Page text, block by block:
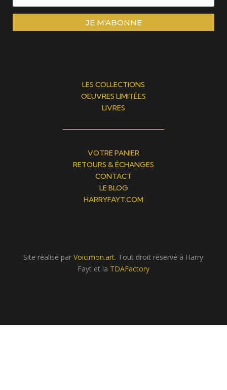
JE M'ABONNE
LES COLLECTIONS
OEUVRES LIMITÉES
LIVRES
VOTRE PANIER
RETOURS & ÉCHANGES
CONTACT
LE BLOG
HARRYFAYT.COM
Site réalisé parVoicimon.art. Tout droit réservé à Harry
Fayt et la TDAFactory